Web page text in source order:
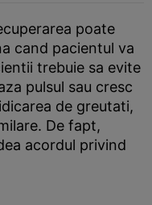
poate
cand pacientul va
trebuie sa evite
pulsul sau cresc
de greutati,
De fapt,
acordul privind